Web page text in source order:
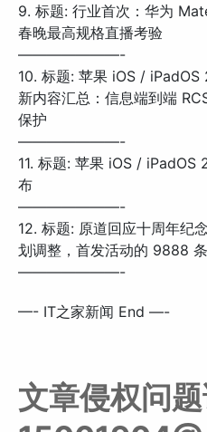
9. 标题: 行业首次：华为
春晚最高规格直播考验
———————-
10. 标题: 苹果 iOS /
新内容汇总：信息端到端
保护
———————-
11. 标题: 苹果 iOS /
布
———————-
12. 标题: 原道回应十周年纪
划调整，首发活动的 9888
———————-
—- IT之家新闻 End —-
文章侵权问